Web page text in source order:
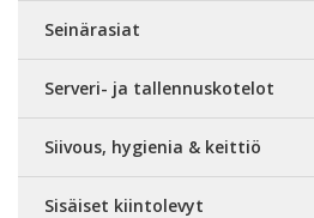
Seinärasiat
Serveri- ja tallennuskotelot
Siivous, hygienia & keittiö
Sisäiset kiintolevyt